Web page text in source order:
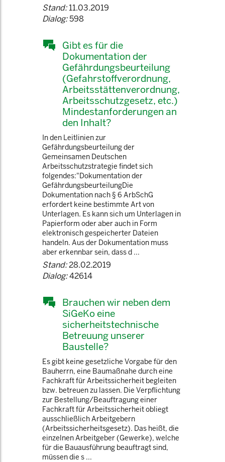
Stand:11.03.2019
Dialog:598
Gibt es für die
Dokumentation der
Gefährdungsbeurteilung
(Gefahrstoffverordnung,
Arbeitsstättenverordnung,
Arbeitsschutzgesetz, etc.)
Mindestanforderungen an
den Inhalt?
In den Leitlinien zur
Gefährdungsbeurteilung der
Gemeinsamen Deutschen
Arbeitsschutzstrategie findet sich
folgendes:"Dokumentation der
GefährdungsbeurteilungDie
Dokumentation nach § 6 ArbSchG
erfordert keine bestimmte Art von
Unterlagen. Es kann sich um Unterlagen in
Papierform oder aber auch in Form
elektronisch gespeicherter Dateien
handeln. Aus der Dokumentation muss
aber erkennbar sein, dass d ...
Stand:28.02.2019
Dialog:42614
Brauchen wir neben dem
SiGeKo eine
sicherheitstechnische
Betreuung unserer
Baustelle?
Es gibt keine gesetzliche Vorgabe für den
Bauherrn, eine Baumaßnahe durch eine
Fachkraft für Arbeitssicherheit begleiten
bzw. betreuen zu lassen. Die Verpflichtung
zur Bestellung/Beauftragung einer
Fachkraft für Arbeitssicherheit obliegt
ausschließlich Arbeitgebern
(Arbeitssicherheitsgesetz). Das heißt, die
einzelnen Arbeitgeber (Gewerke), welche
für die Bauausführung beauftragt sind,
müssen die s ...